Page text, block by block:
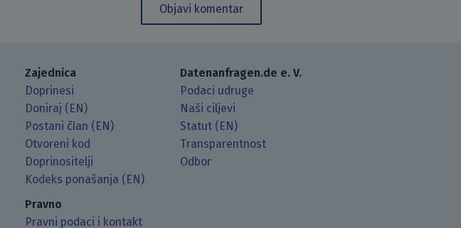
Objavi komentar
Zajednica
Doprinesi
Doniraj (EN)
Postani član (EN)
Otvoreni kod
Doprinositelji
Kodeks ponašanja (EN)
Datenanfragen.de e. V.
Podaci udruge
Naši ciljevi
Statut (EN)
Transparentnost
Odbor
Pravno
Pravni podaci i kontakt